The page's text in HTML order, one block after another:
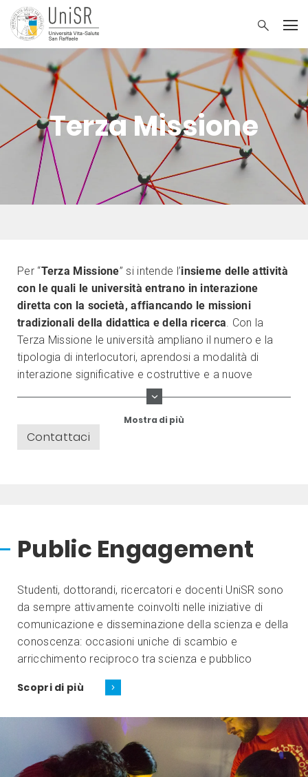
Terza Missione
Per “Terza Missione” si intende l’insieme delle attività
con le quali le università entrano in interazione
diretta con la società, affiancando le missioni
tradizionali della didattica e della ricerca. Con la
Terza Missione le università ampliano il numero e la
tipologia di interlocutori, aprendosi a modalità di
interazione significative e costruttive e a nuove
relazione tra il mondo della ricerca,
la comunità, la scuola, le istituzioni e le imprese
Mostra di più
Contattaci
Public Engagement
Studenti, dottorandi, ricercatori e docenti UniSR sono
da sempre attivamente coinvolti nelle iniziative di
comunicazione e disseminazione della scienza e della
conoscenza: occasioni uniche di scambio e
arricchimento reciproco tra scienza e pubblico
Scopri di più